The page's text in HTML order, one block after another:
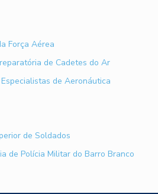
Força Aérea
de Cadetes do Ar
de Aeronáutica
de Soldados
de Polícia Militar do Barro Branco